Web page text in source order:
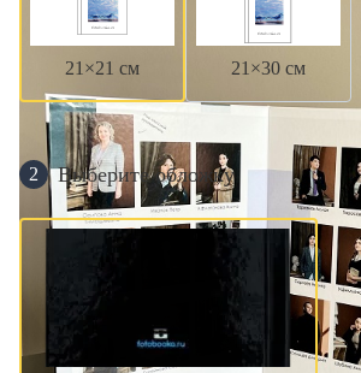
21×21 см 21×30 см
2 Выберите обложку